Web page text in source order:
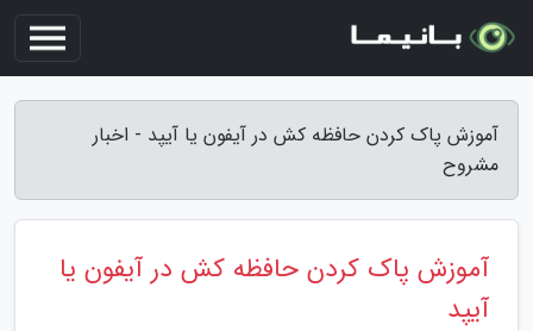
آموزش پاک کردن حافظه کش در آیفون یا آیپد - اخبار
مشروح
آموزش پاک کردن حافظه کش در آیفون یا
آیپد